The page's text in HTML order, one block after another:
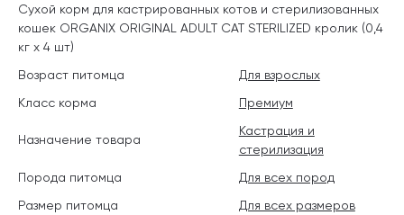
Сухой корм для кастрированных котов и стерилизованных
кошек ORGANIX ORIGINAL ADULT CAT STERILIZED кролик (0,4
кг х 4 шт)
Возраст питомца
Для взрослых
Класс корма
Премиум
Назначение товара
Кастрация и
стерилизация
Порода питомца
Для всех пород
Размер питомца
Для всех размеров